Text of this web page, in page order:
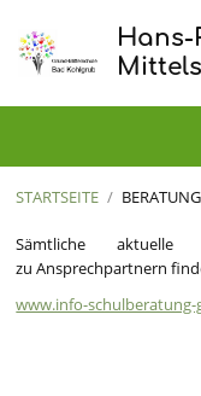
Hans-
STARTSEITE / BERATUNG
Sämtliche
zu Ansprechpartnern
www.info-schulberatung-